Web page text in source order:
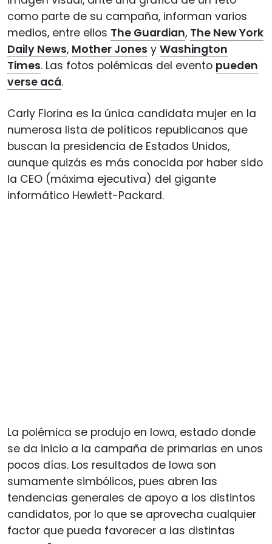
como parte de su campaña, informan varios
medios, entre ellos The Guardian, The New York
Daily News, Mother Jones y Washington
Times. Las fotos polémicas del evento pueden
verse acá.
Carly Fiorina es la única candidata mujer en la
numerosa lista de políticos republicanos que
buscan la presidencia de Estados Unidos,
aunque quizás es más conocida por haber sido
la CEO (máxima ejecutiva) del gigante
informático Hewlett-Packard.
La polémica se produjo en Iowa, estado donde
se da inicio a la campaña de primarias en unos
pocos días. Los resultados de Iowa son
sumamente simbólicos, pues abren las
tendencias generales de apoyo a los distintos
candidatos, por lo que se aprovecha cualquier
factor que pueda favorecer a las distintas